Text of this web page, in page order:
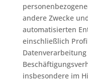
andere Zwecke
automatisierten
einschließlich
insbesondere im